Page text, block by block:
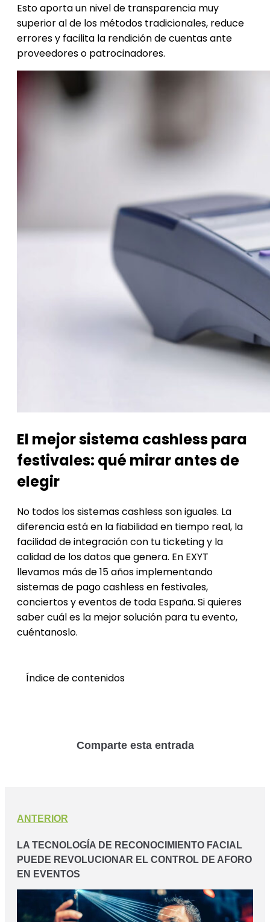
Esto aporta un nivel de transparencia muy
superior al de los métodos tradicionales, reduce
errores y facilita la rendición de cuentas ante
proveedores o patrocinadores.
El mejor sistema cashless para
festivales: qué mirar antes de
elegir
No todos los sistemas cashless son iguales. La
diferencia está en la fiabilidad en tiempo real, la
facilidad de integración con tu ticketing y la
calidad de los datos que genera. En EXYT
llevamos más de 15 años implementando
sistemas de pago cashless en festivales,
conciertos y eventos de toda España. Si quieres
saber cuál es la mejor solución para tu evento,
cuéntanoslo.
Índice de contenidos
Comparte esta entrada
ANTERIOR
LA TECNOLOGÍA DE RECONOCIMIENTO FACIAL
PUEDE REVOLUCIONAR EL CONTROL DE AFORO
EN EVENTOS